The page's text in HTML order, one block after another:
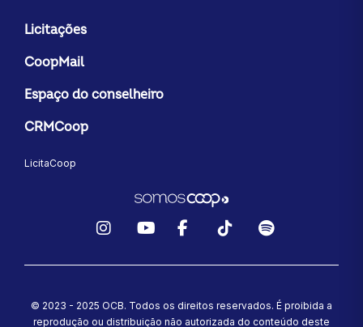
Licitações
CoopMail
Espaço do conselheiro
CRMCoop
LicitaCoop
© 2023 - 2025 OCB. Todos os direitos reservados. É proibida a
reprodução ou distribuição não autorizada do conteúdo deste